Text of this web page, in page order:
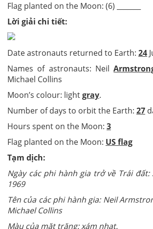
Flag planted on the Moon: (6) _______
Lời giải chi tiết:
Date astronauts returned to Earth: 24
Names of astronauts: Neil
Michael Collins
Moon’s colour: lightgray.
Number of days to orbit the Earth: 27
Hours spent on the Moon: 3
Flag planted on the Moon: US flag
Tạm dịch:
Ngày các phi hành gia trở về Trái
1969
Tên của các phi hành gia: Neil
Michael Collins
Màu của mặt trăng: xám nhạt.